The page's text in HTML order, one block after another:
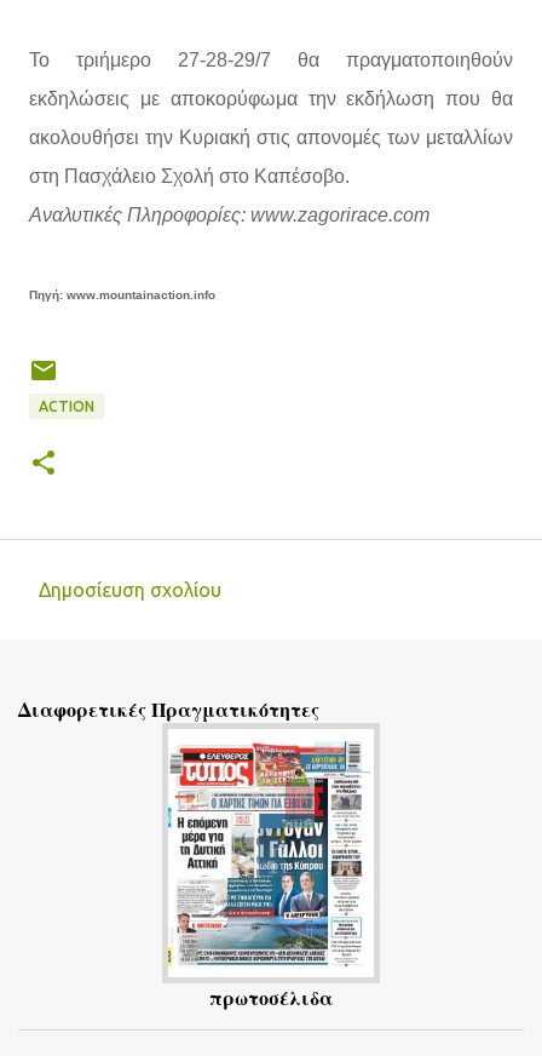
Το τριήμερο 27-28-29/7 θα πραγματοποιηθούν
εκδηλώσεις με αποκορύφωμα την εκδήλωση που θα
ακολουθήσει την Κυριακή στις απονομές των μεταλλίων
στη Πασχάλειο Σχολή στο Καπέσοβο.
Αναλυτικές Πληροφορίες: www.zagorirace.com
Πηγή: www.mountainaction.info
ACTION
λ
Δημοσίευση σχολίου
Διαφορετικές Πραγματικότητες
πρωτοσέλιδα